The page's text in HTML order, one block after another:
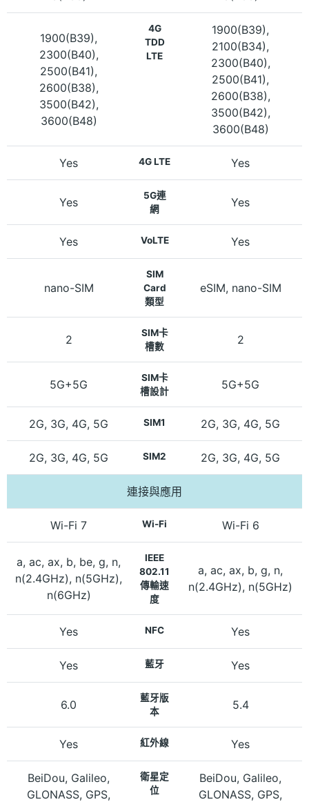
1900(B39),
2300(B40),
2500(B41),
2600(B38),
3500(B42),
3600(B48)
4G
TDD
LTE
1900(B39),
2100(B34),
2300(B40),
2500(B41),
2600(B38),
3500(B42),
3600(B48)
Yes 4G LTE Yes
Yes
5G連
網
Yes
Yes VoLTE Yes
nano-SIM
SIM
Card
類型
eSIM, nano-SIM
2
SIM卡
槽數
2
5G+5G
SIM卡
槽設計
5G+5G
2G, 3G, 4G, 5G SIM1 2G, 3G, 4G, 5G
2G, 3G, 4G, 5G SIM2 2G, 3G, 4G, 5G
連接與應用
Wi-Fi 7 Wi-Fi Wi-Fi 6
a, ac, ax, b, be, g, n,
n(2.4GHz), n(5GHz),
n(6GHz)
IEEE
802.11
傳輸速
度
a, ac, ax, b, g, n,
n(2.4GHz), n(5GHz)
Yes NFC Yes
Yes 藍牙 Yes
6.0
藍牙版
本
5.4
Yes 紅外線 Yes
BeiDou, Galileo,
GLONASS, GPS,
衛星定
位
BeiDou, Galileo,
GLONASS, GPS,